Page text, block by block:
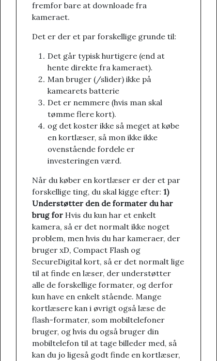
fremfor bare at downloade fra
kameraet.
Det er der et par forskellige grunde til:
Det går typisk hurtigere (end at
hente direkte fra kameraet).
Man bruger (/slider) ikke på
kamearets batterie
Det er nemmere (hvis man skal
tømme flere kort).
og det koster ikke så meget at købe
en kortlæser, så mon ikke ikke
ovenstående fordele er
investeringen værd.
Når du køber en kortlæser er der et par
forskellige ting, du skal kigge efter: 1)
Understøtter den de formater du har
brug for Hvis du kun har et enkelt
kamera, så er det normalt ikke noget
problem, men hvis du har kameraer, der
bruger xD, Compact Flash og
SecureDigital kort, så er det normalt lige
til at finde en læser, der understøtter
alle de forskellige formater, og derfor
kun have en enkelt stående. Mange
kortlæsere kan i øvrigt også læse de
flash-formater, som mobiltelefoner
bruger, og hvis du også bruger din
mobiltelefon til at tage billeder med, så
kan du jo ligeså godt finde en kortlæser,